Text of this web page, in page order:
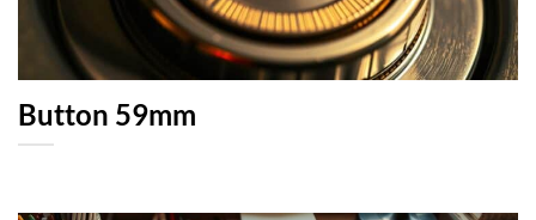
Button 59mm